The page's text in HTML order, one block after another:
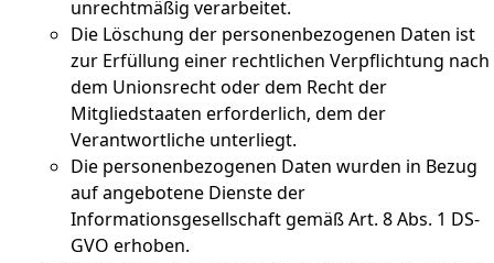
unrechtmäßig verarbeitet.
Die Löschung der personenbezogenen Daten ist
zur Erfüllung einer rechtlichen Verpflichtung nach
dem Unionsrecht oder dem Recht der
Mitgliedstaaten erforderlich, dem der
Verantwortliche unterliegt.
Die personenbezogenen Daten wurden in Bezug
auf angebotene Dienste der
Informationsgesellschaft gemäß Art. 8 Abs. 1 DS-
GVO erhoben.